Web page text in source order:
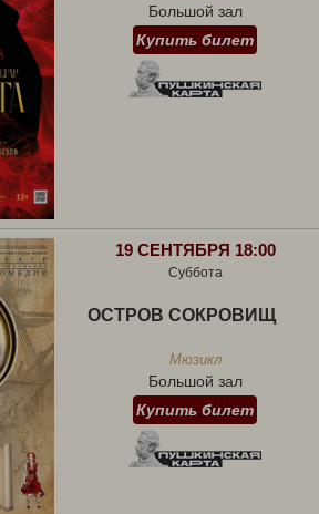
Большой зал
Купить билет
19 СЕНТЯБРЯ 18:00
Суббота
ОСТРОВ СОКРОВИЩ
Мюзикл
Большой зал
Купить билет